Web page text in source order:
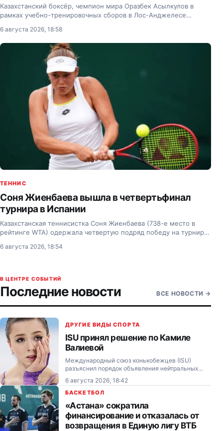
Казахстанский боксёр, чемпион мира Оразбек Асылкулов в
рамках учебно-тренировочных сборов в Лос-Анджелесе
профессионала, чемпиона WBO Asia Pacific во втором
полулёгком…
6 августа 2026, 18:58
ТЕННИС
Соня Жиенбаева вышла в четвертьфинал
турнира в Испании
Казахстанская теннисистка Соня Жиенбаева (738-е место в
рейтинге WTA) одержала четвертую подряд победу на турнире
6 августа 2026, 18:54
В ЦЕНТРЕ СОБЫТИЙ
Последние новости ВСЕ НОВОСТИ →
ДРУГИЕ ВИДЫ СПОРТА
ISU принял решение по Камиле
Валиевой
Международный союз конькобежцев (ISU)
разъяснил порядок объявления нейтральных
спортсменов, ответив на вопрос о статусе
российских фигуристок Камилы Валиевой и
Александры Игнатовой (Трусовой).
6 августа 2026, 18:42
БАСКЕТБОЛ
«Астана» сократила
финансирование и отказалась от
возвращения в Единую лигу ВТБ